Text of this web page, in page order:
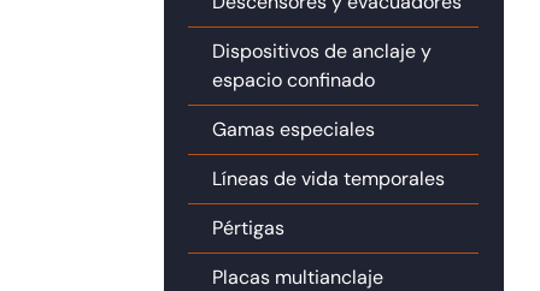
Dispositivos de anclaje y
espacio confinado
Gamas especiales
Líneas de vida temporales
Pértigas
Placas multianclaje